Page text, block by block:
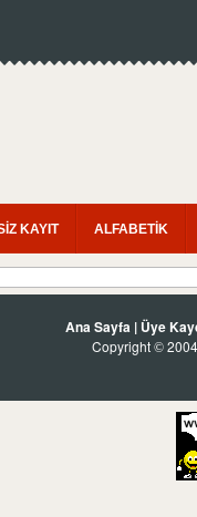
KAYIT ALFABETİK
Ana Sayfa | Üye
Copyright ©